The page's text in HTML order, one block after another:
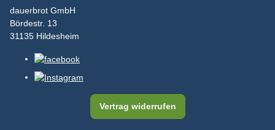
dauerbrot GmbH
Bördestr. 13
31135 Hildesheim
Vertrag widerrufen